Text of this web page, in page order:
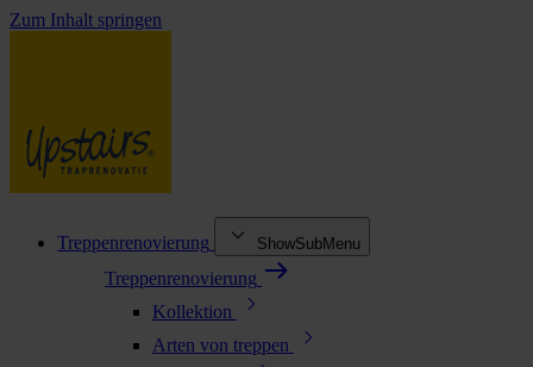
Zum Inhalt springen
Treppenrenovierung ShowSubMenu
Treppenrenovierung
Kollektion
Arten von treppen